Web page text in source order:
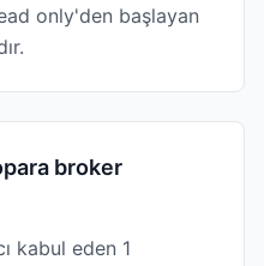
only'den başlayan
broker
kabul eden 1